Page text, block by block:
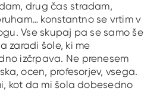
drug čas stradam,
konstantno se vrtim v
Vse skupaj pa se samo še
zaradi šole, ki me
izčrpava. Ne prenesem
ocen, profesorjev, vsega.
kot da mi šola dobesedno